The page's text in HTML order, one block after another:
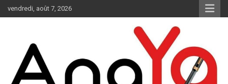
au
vendredi, août 7, 2026